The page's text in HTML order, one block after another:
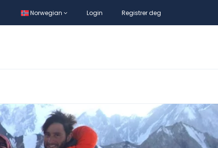
Norwegian Login Registrer deg